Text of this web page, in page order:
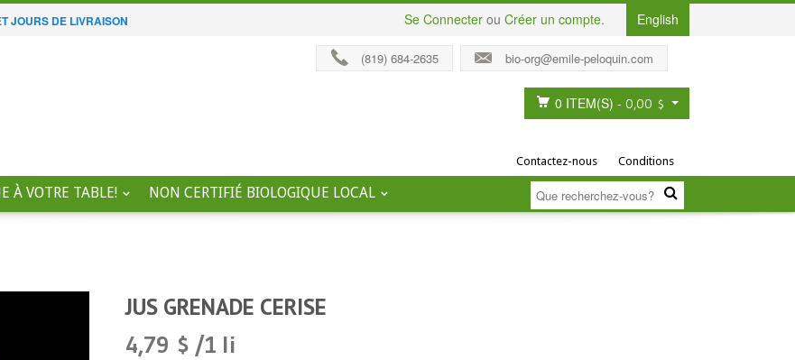
JOURS DE LIVRAISON English
Se Connecter ou Créer un compte.
(819) 684-2635 bio-org@emile-peloquin.com
0 ITEM(S) - 0,00 $
Contactez-nous Conditions
À VOTRE TABLE! NON CERTIFIÉ BIOLOGIQUE LOCAL
JUS GRENADE CERISE
4,79 $ /1 li